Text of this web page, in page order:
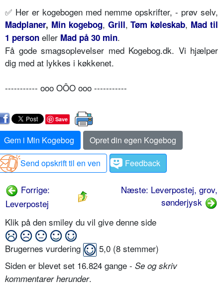
✅ Her er kogebogen med nemme opskrifter, - prøv selv,
Madplaner, Min kogebog, Grill,Tøm køleskab, Mad til
1 person eller Mad på 30 min.
Få gode smagsoplevelser med Kogebog.dk. Vi hjælper
dig med at lykkes i køkkenet.
----------- ooo OÔO ooo -----------
Save
Gem i Min Kogebog
Opret din egen Kogebog
Send opskrift til en ven
Feedback
Forrige:
Leverpostej
Næste: Leverpostej, grov,
sønderjysk
Klik på den smiley du vil give denne side
Brugernes vurdering 5,0 (8 stemmer)
Siden er blevet set 16.824 gange - Se og skriv
kommentarer herunder.